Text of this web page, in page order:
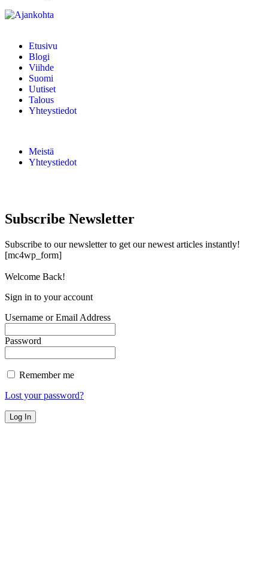
Etusivu
Blogi
Viihde
Suomi
Uutiset
Talous
Yhteystiedot
Meistä
Yhteystiedot
Subscribe Newsletter
Subscribe to our newsletter to get our newest articles instantly!
[mc4wp_form]
Welcome Back!
Sign in to your account
Username or Email Address
Password
Remember me
Lost your password?